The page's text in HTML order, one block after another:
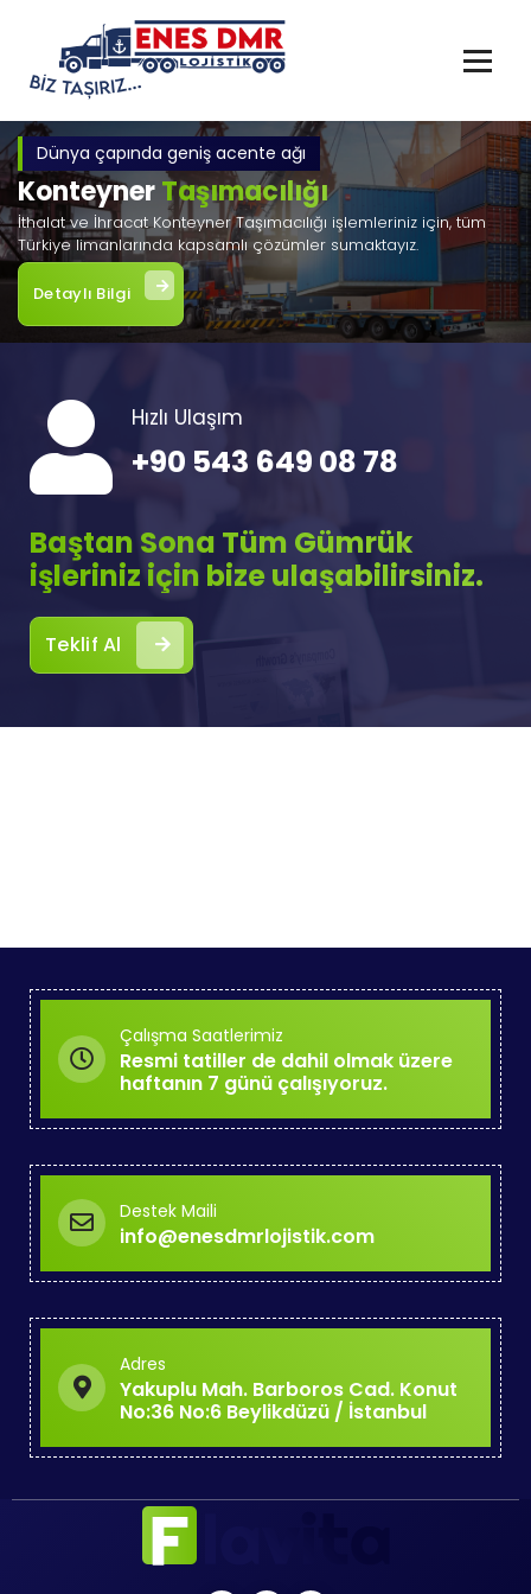
Dünya çapında geniş acente ağı
KonteynerTaşımacılığı
İthalat ve İhracat Konteyner Taşımacılığı işlemleriniz için, tüm
Türkiye limanlarında kapsamlı çözümler sumaktayız.
Detaylı Bilgi
Hızlı Ulaşım
+90 543 649 08 78
Baştan Sona Tüm Gümrük
işleriniz için bize ulaşabilirsiniz.
Teklif Al
Çalışma Saatlerimiz
Resmi tatiller de dahil olmak üzere
haftanın 7 günü çalışıyoruz.
Destek Maili
info@enesdmrlojistik.com
Adres
Yakuplu Mah. Barboros Cad. Konut
No:36 No:6 Beylikdüzü / İstanbul